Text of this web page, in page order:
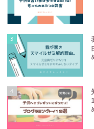
3
4